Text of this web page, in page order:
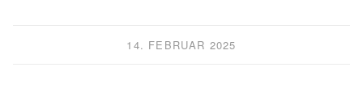
14. FEBRUAR 2025